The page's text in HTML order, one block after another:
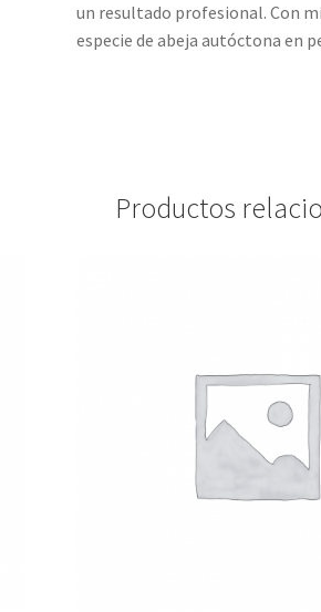
un resultado profesional. Con
especie de abeja autóctona en
Productos